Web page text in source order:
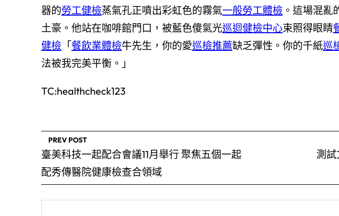
器的勞工健檢蒸氣孔正噴出彩虹色的霧氣一般勞工體檢 。這場混亂
土豪。他站在咖啡館門口，被藍色傻氣光巡迴健檢中心束照得眼睛
健檢 「餐飲業體檢牛先生，你的愛巡檢推薦缺乏彈性。你的千紙巡
法被我完美平衡。」
TC:healthcheck123
PREV POST
臺美科技一起配合會議11月舉行 聚焦五個一起
配秀傳醫院健康檢查合領域
測試